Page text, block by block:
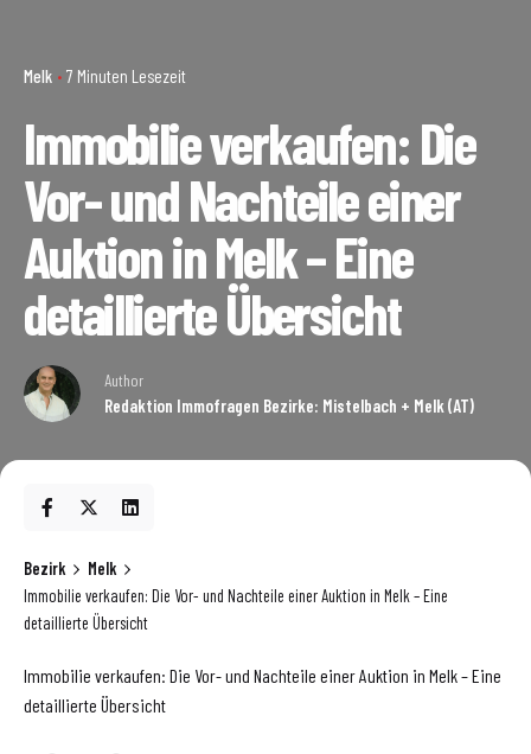
Melk 7 Minuten Lesezeit
Immobilie verkaufen: Die
Vor- und Nachteile einer
Auktion in Melk – Eine
detaillierte Übersicht
Author
Redaktion Immofragen Bezirke: Mistelbach + Melk (AT)
Bezirk
Melk
Immobilie verkaufen: Die Vor- und Nachteile einer Auktion in Melk – Eine
detaillierte Übersicht
Immobilie verkaufen: Die Vor- und Nachteile einer Auktion in Melk – Eine
detaillierte Übersicht